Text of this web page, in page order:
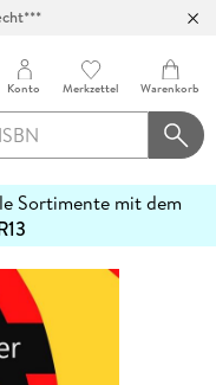
Konto Merkzettel Warenkorb
Sortimente mit dem